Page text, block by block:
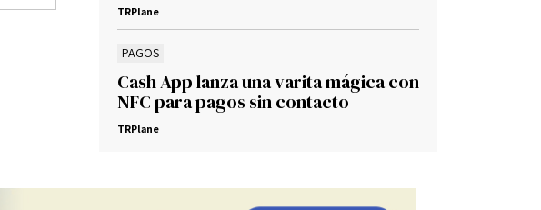
TRPlane
PAGOS
Cash App lanza una varita mágica con
NFC para pagos sin contacto
TRPlane